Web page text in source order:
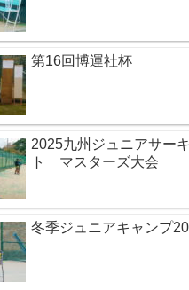
第16回博運社杯
2025九州ジュニアサー
ト マスターズ大会
冬季ジュニアキャンプ